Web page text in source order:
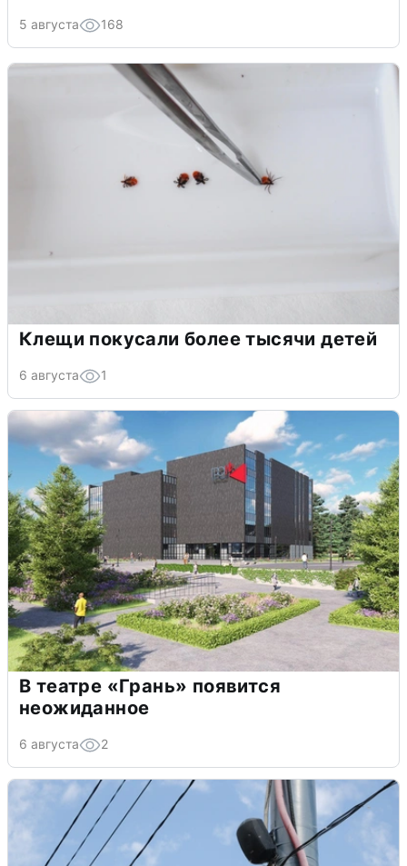
5 августа 168
Клещи покусали более тысячи детей
6 августа 1
В театре «Грань» появится
неожиданное
6 августа 2